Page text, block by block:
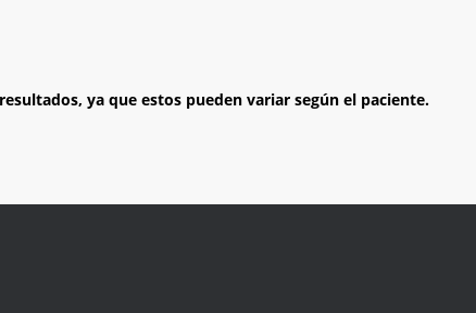
ya que estos pueden variar según el paciente.